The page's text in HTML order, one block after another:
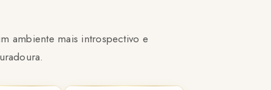
ambiente mais introspectivo e